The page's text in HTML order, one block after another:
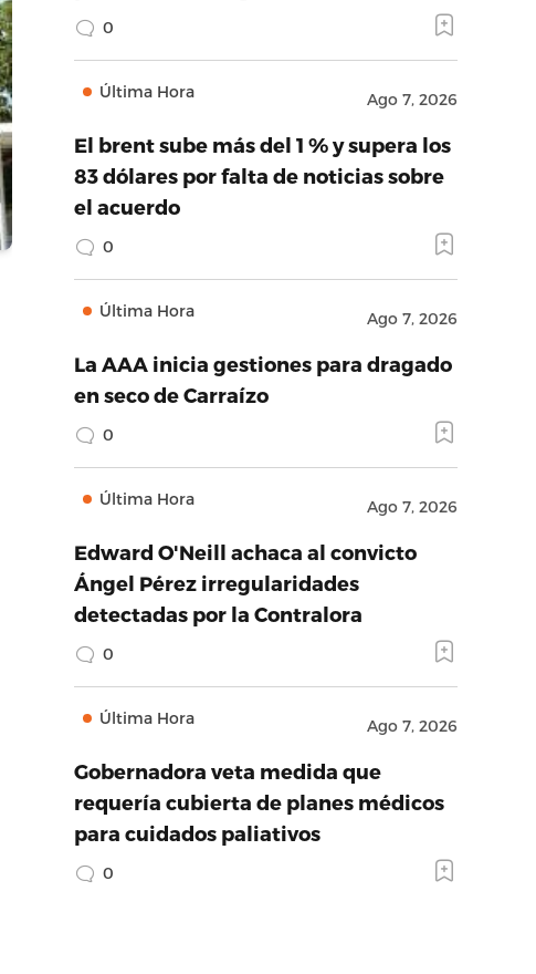
0
Última Hora Ago 7, 2026
El brent sube más del 1 % y supera los
83 dólares por falta de noticias sobre
el acuerdo
0
Última Hora Ago 7, 2026
La AAA inicia gestiones para dragado
en seco de Carraízo
0
Última Hora Ago 7, 2026
Edward O'Neill achaca al convicto
Ángel Pérez irregularidades
detectadas por la Contralora
0
Última Hora Ago 7, 2026
Gobernadora veta medida que
requería cubierta de planes médicos
para cuidados paliativos
0